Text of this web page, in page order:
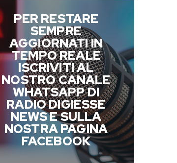
PER RESTARE
SEMPRE
AGGIORNATI IN
TEMPO REALE
ISCRIVITI AL
NOSTRO CANALE
WHATSAPP DI
RADIO DIGIESSE
NEWS E SULLA
NOSTRA PAGINA
FACEBOOK